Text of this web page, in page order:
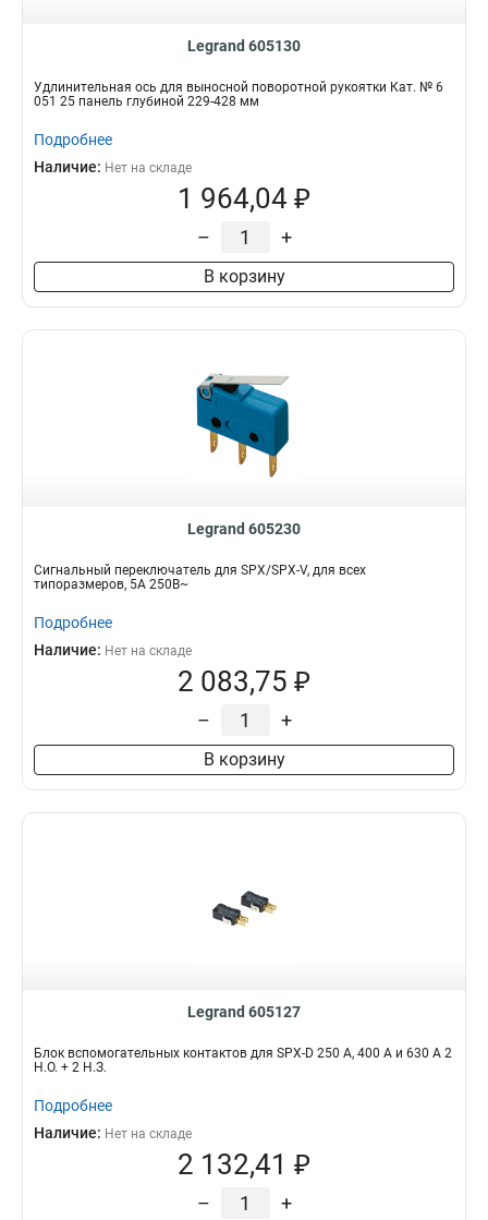
Legrand 605130
Удлинительная ось для выносной поворотной рукоятки Кат. № 6
051 25 панель глубиной 229-428 мм
Подробнее
Наличие: Нет на складе
1 964,04 ₽
– +
В корзину
Legrand 605230
Сигнальный переключатель для SPX/SPX-V, для всех
типоразмеров, 5А 250В~
Подробнее
Наличие: Нет на складе
2 083,75 ₽
– +
В корзину
Legrand 605127
Блок вспомогательных контактов для SPX-D 250 А, 400 A и 630 A 2
Н.О. + 2 Н.З.
Подробнее
Наличие: Нет на складе
2 132,41 ₽
– +